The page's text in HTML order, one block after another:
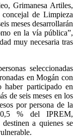
Grimanesa Artiles,
de Limpieza
meses desarrollarán
en la vía pública”,
muy necesaria tras
seleccionadas
en Mogán con
haber participado en
de seis meses en los
por persona de la
% del IPREM,
a quienes se